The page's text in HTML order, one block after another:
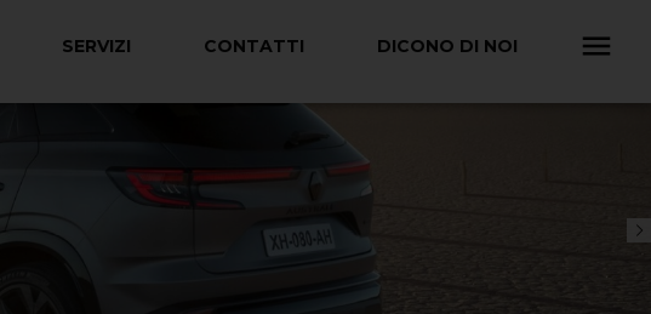
SERVIZI CONTATTI DICONO DI NOI